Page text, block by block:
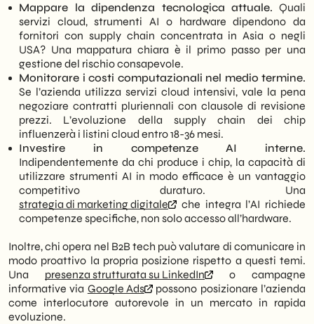
Mappare la dipendenza tecnologica attuale. Quali
servizi cloud, strumenti AI o hardware dipendono da
fornitori con supply chain concentrata in Asia o negli
USA? Una mappatura chiara è il primo passo per una
gestione del rischio consapevole.
Monitorare i costi computazionali nel medio termine.
Se l’azienda utilizza servizi cloud intensivi, vale la pena
negoziare contratti pluriennali con clausole di revisione
prezzi. L’evoluzione della supply chain dei chip
influenzerà i listini cloud entro 18-36 mesi.
Investire in competenze AI interne.
Indipendentemente da chi produce i chip, la capacità di
utilizzare strumenti AI in modo efficace è un vantaggio
competitivo duraturo. Una
strategia di marketing digitale
che integra l’AI richiede
competenze specifiche, non solo accesso all’hardware.
Inoltre, chi opera nel B2B tech può valutare di comunicare in
modo proattivo la propria posizione rispetto a questi temi.
Una presenza strutturata su LinkedIn
o campagne
informative via Google Ads
possono posizionare l’azienda
come interlocutore autorevole in un mercato in rapida
evoluzione.